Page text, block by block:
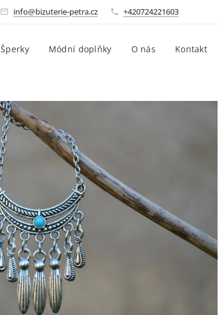
info@bizuterie-petra.cz +420724221603
Šperky Módní doplňky O nás Kontakt